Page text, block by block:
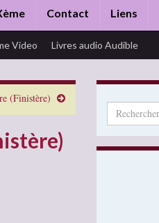
Contact Liens
Video Livres audio Audible
(Finistère)
Search for: